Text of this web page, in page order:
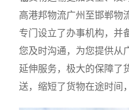
高港邦物流广州至邯郸物
专门设立了办事机构，并
您及时沟通，为您提供从
延伸服务，极大的保障了
送，缩短了货物在途时间